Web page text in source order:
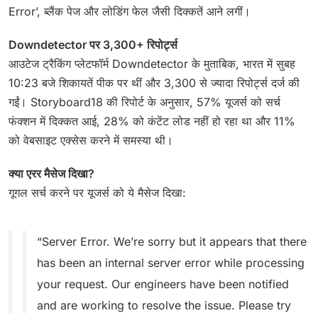
Error’, ब्लैंक पेज और लोडिंग फेल जैसी दिक्कतें आने लगीं।
Downdetector पर 3,300+ रिपोर्ट्स
आउटेज ट्रैकिंग प्लेटफॉर्म Downdetector के मुताबिक, भारत में सुबह
10:23 बजे शिकायतें पीक पर थीं और 3,300 से ज्यादा रिपोर्ट्स दर्ज की
गईं। Storyboard18 की रिपोर्ट के अनुसार, 57% यूजर्स को सर्च
फंक्शन में दिक्कत आई, 28% को कंटेंट लोड नहीं हो रहा था और 11%
को वेबसाइट एक्सेस करने में समस्या थी।
क्या एरर मैसेज दिखा?
गूगल सर्च करने पर यूजर्स को ये मैसेज दिखा:
“Server Error. We’re sorry but it appears that there
has been an internal server error while processing
your request. Our engineers have been notified
and are working to resolve the issue. Please try